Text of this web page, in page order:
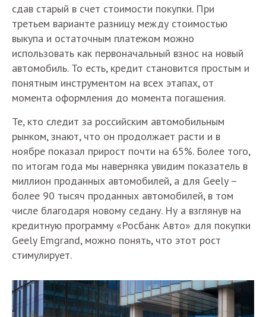
сдав старый в счет стоимости покупки. При
третьем варианте разницу между стоимостью
выкупа и остаточным платежом можно
использовать как первоначальный взнос на новый
автомобиль. То есть, кредит становится простым и
понятным инструментом на всех этапах, от
момента оформления до момента погашения.
Те, кто следит за российским автомобильным
рынком, знают, что он продолжает расти и в
ноябре показал прирост почти на 65%. Более того,
по итогам года мы наверняка увидим показатель в
миллион проданных автомобилей, а для Geely –
более 90 тысяч проданных автомобилей, в том
числе благодаря новому седану. Ну а взглянув на
кредитную программу «Росбанк Авто» для покупки
Geely Emgrand, можно понять, что этот рост
стимулирует.